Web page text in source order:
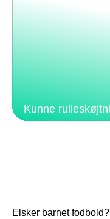
Kunne
Elsker barnet